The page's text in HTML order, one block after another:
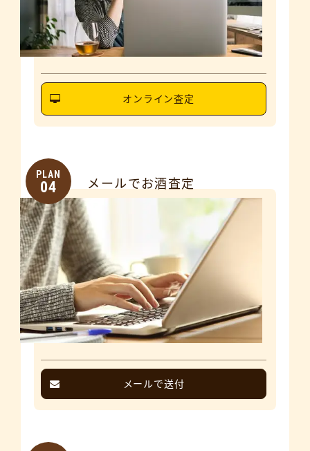
オンライン査定
PLAN
04 メールでお酒査定
メールで送付